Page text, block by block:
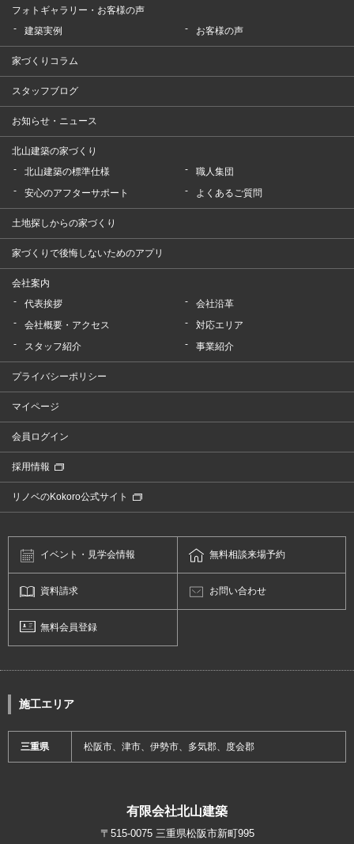
フォトギャラリー・お客様の声
建築実例
お客様の声
家づくりコラム
スタッフブログ
お知らせ・ニュース
北山建築の家づくり
北山建築の標準仕様
職人集団
安心のアフターサポート
よくあるご質問
土地探しからの家づくり
家づくりで後悔しないためのアプリ
会社案内
代表挨拶
会社沿革
会社概要・アクセス
対応エリア
スタッフ紹介
事業紹介
プライバシーポリシー
マイページ
会員ログイン
採用情報
リノベのKokoro公式サイト
イベント・ 見学会情報 無料相談来場予約
資料請求 お問い合わせ
無料会員登録
施工エリア
三重県 松阪市、津市、伊勢市、多気郡、度会郡
有限会社北山建築
〒515-0075 三重県松阪市新町995